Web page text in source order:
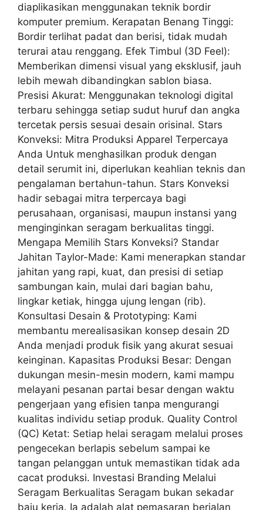
diaplikasikan menggunakan teknik bordir
komputer premium. Kerapatan Benang Tinggi:
Bordir terlihat padat dan berisi, tidak mudah
terurai atau renggang. Efek Timbul (3D Feel):
Memberikan dimensi visual yang eksklusif, jauh
lebih mewah dibandingkan sablon biasa.
Presisi Akurat: Menggunakan teknologi digital
terbaru sehingga setiap sudut huruf dan angka
tercetak persis sesuai desain orisinal. Stars
Konveksi: Mitra Produksi Apparel Terpercaya
Anda Untuk menghasilkan produk dengan
detail serumit ini, diperlukan keahlian teknis dan
pengalaman bertahun-tahun. Stars Konveksi
hadir sebagai mitra terpercaya bagi
perusahaan, organisasi, maupun instansi yang
menginginkan seragam berkualitas tinggi.
Mengapa Memilih Stars Konveksi? Standar
Jahitan Taylor-Made: Kami menerapkan standar
jahitan yang rapi, kuat, dan presisi di setiap
sambungan kain, mulai dari bagian bahu,
lingkar ketiak, hingga ujung lengan (rib).
Konsultasi Desain & Prototyping: Kami
membantu merealisasikan konsep desain 2D
Anda menjadi produk fisik yang akurat sesuai
keinginan. Kapasitas Produksi Besar: Dengan
dukungan mesin-mesin modern, kami mampu
melayani pesanan partai besar dengan waktu
pengerjaan yang efisien tanpa mengurangi
kualitas individu setiap produk. Quality Control
(QC) Ketat: Setiap helai seragam melalui proses
pengecekan berlapis sebelum sampai ke
tangan pelanggan untuk memastikan tidak ada
cacat produksi. Investasi Branding Melalui
Seragam Berkualitas Seragam bukan sekadar
baju kerja. Ia adalah alat pemasaran berjalan